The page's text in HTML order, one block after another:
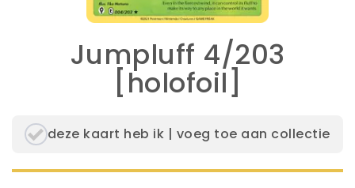
Jumpluff 4/203
[holofoil]
deze kaart heb ik | voeg toe aan collectie